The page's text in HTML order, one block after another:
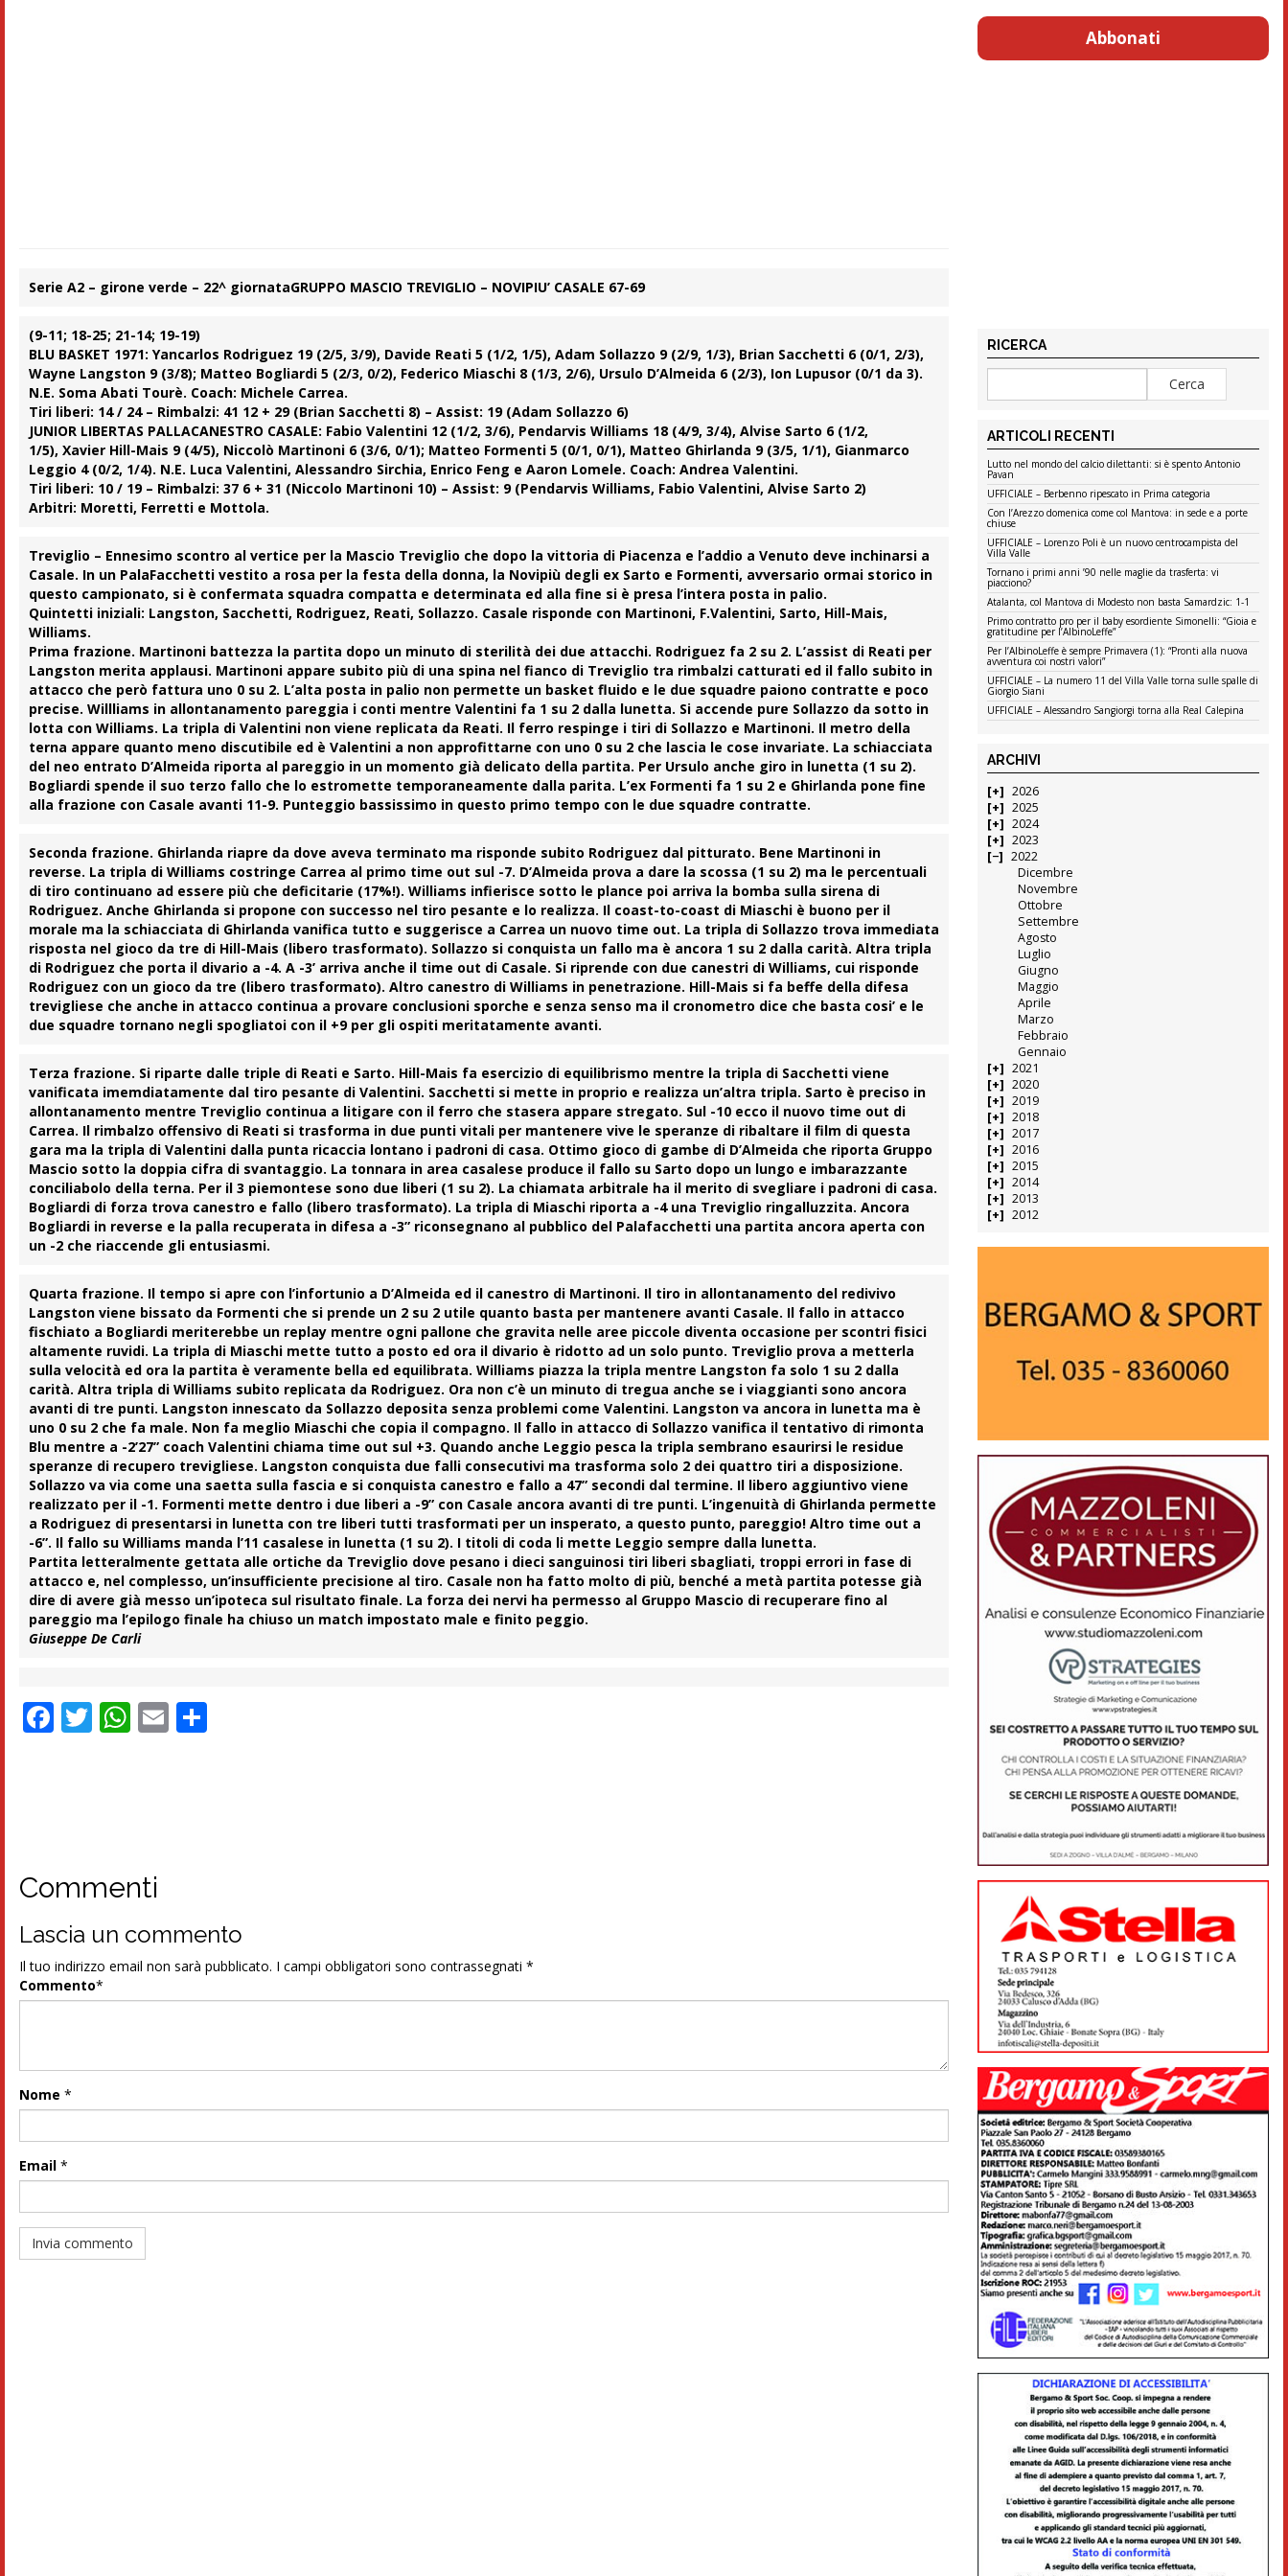
Serie A2 – girone verde – 22^ giornataGRUPPO MASCIO TREVIGLIO – NOVIPIU’ CASALE 67-69
(9-11; 18-25; 21-14; 19-19)
BLU BASKET 1971: Yancarlos Rodriguez 19 (2/5, 3/9), Davide Reati 5 (1/2, 1/5), Adam Sollazzo 9 (2/9, 1/3), Brian Sacchetti 6 (0/1, 2/3),
Wayne Langston 9 (3/8); Matteo Bogliardi 5 (2/3, 0/2), Federico Miaschi 8 (1/3, 2/6), Ursulo D’Almeida 6 (2/3), Ion Lupusor (0/1 da 3).
N.E. Soma Abati Tourè. Coach: Michele Carrea.
Tiri liberi: 14 / 24 – Rimbalzi: 41 12 + 29 (Brian Sacchetti 8) – Assist: 19 (Adam Sollazzo 6)
JUNIOR LIBERTAS PALLACANESTRO CASALE: Fabio Valentini 12 (1/2, 3/6), Pendarvis Williams 18 (4/9, 3/4), Alvise Sarto 6 (1/2,
1/5), Xavier Hill-Mais 9 (4/5), Niccolò Martinoni 6 (3/6, 0/1); Matteo Formenti 5 (0/1, 0/1), Matteo Ghirlanda 9 (3/5, 1/1), Gianmarco
Leggio 4 (0/2, 1/4). N.E. Luca Valentini, Alessandro Sirchia, Enrico Feng e Aaron Lomele. Coach: Andrea Valentini.
Tiri liberi: 10 / 19 – Rimbalzi: 37 6 + 31 (Niccolo Martinoni 10) – Assist: 9 (Pendarvis Williams, Fabio Valentini, Alvise Sarto 2)
Arbitri: Moretti, Ferretti e Mottola.
Treviglio – Ennesimo scontro al vertice per la Mascio Treviglio che dopo la vittoria di Piacenza e l’addio a Venuto deve inchinarsi a
Casale. In un PalaFacchetti vestito a rosa per la festa della donna, la Novipiù degli ex Sarto e Formenti, avversario ormai storico in
questo campionato, si è confermata squadra compatta e determinata ed alla fine si è presa l’intera posta in palio.
Quintetti iniziali: Langston, Sacchetti, Rodriguez, Reati, Sollazzo. Casale risponde con Martinoni, F.Valentini, Sarto, Hill-Mais,
Williams.
Prima frazione. Martinoni battezza la partita dopo un minuto di sterilità dei due attacchi. Rodriguez fa 2 su 2. L’assist di Reati per
Langston merita applausi. Martinoni appare subito più di una spina nel fianco di Treviglio tra rimbalzi catturati ed il fallo subito in
attacco che però fattura uno 0 su 2. L’alta posta in palio non permette un basket fluido e le due squadre paiono contratte e poco
precise.Willliams in allontanamento pareggia i conti mentre Valentini fa 1 su 2 dalla lunetta. Si accende pure Sollazzo da sotto in
lotta con Williams. La tripla di Valentini non viene replicata da Reati. Il ferro respinge i tiri di Sollazzo e Martinoni. Il metro della
terna appare quanto meno discutibile ed è Valentini a non approfittarne con uno 0 su 2 che lascia le cose invariate. La schiacciata
del neo entrato D’Almeida riporta al pareggio in un momento già delicato della partita. Per Ursulo anche giro in lunetta (1 su 2).
Bogliardi spende il suo terzo fallo che lo estromette temporaneamente dalla parita. L’ex Formenti fa 1 su 2 e Ghirlanda pone fine
alla frazione con Casale avanti 11-9. Punteggio bassissimo in questo primo tempo con le due squadre contratte.
Seconda frazione. Ghirlanda riapre da dove aveva terminato ma risponde subito Rodriguez dal pitturato. Bene Martinoni in
reverse. La tripla di Williams costringe Carrea al primo time out sul -7. D’Almeida prova a dare la scossa (1 su 2) ma le percentuali
di tiro continuano ad essere più che deficitarie (17%!). Williams infierisce sotto le plance poi arriva la bomba sulla sirena di
Rodriguez. Anche Ghirlanda si propone con successo nel tiro pesante e lo realizza. Il coast-to-coast di Miaschi è buono per il
morale ma la schiacciata di Ghirlanda vanifica tutto e suggerisce a Carrea un nuovo time out. La tripla di Sollazzo trova immediata
risposta nel gioco da tre di Hill-Mais (libero trasformato). Sollazzo si conquista un fallo ma è ancora 1 su 2 dalla carità. Altra tripla
di Rodriguez che porta il divario a -4. A -3’ arriva anche il time out di Casale. Si riprende con due canestri di Williams, cui risponde
Rodriguez con un gioco da tre (libero trasformato). Altro canestro di Williams in penetrazione. Hill-Mais si fa beffe della difesa
trevigliese che anche in attacco continua a provare conclusioni sporche e senza senso ma il cronometro dice che basta cosi’ e le
due squadre tornano negli spogliatoi con il +9 per gli ospiti meritatamente avanti.
Terza frazione. Si riparte dalle triple di Reati e Sarto. Hill-Mais fa esercizio di equilibrismo mentre la tripla di Sacchetti viene
vanificata imemdiatamente dal tiro pesante di Valentini. Sacchetti si mette in proprio e realizza un’altra tripla. Sarto è preciso in
allontanamento mentre Treviglio continua a litigare con il ferro che stasera appare stregato. Sul -10 ecco il nuovo time out di
Carrea. Il rimbalzo offensivo di Reati si trasforma in due punti vitali per mantenere vive le speranze di ribaltare il film di questa
gara ma la tripla di Valentini dalla punta ricaccia lontano i padroni di casa. Ottimo gioco di gambe di D’Almeida che riporta Gruppo
Mascio sotto la doppia cifra di svantaggio. La tonnara in area casalese produce il fallo su Sarto dopo un lungo e imbarazzante
conciliabolo della terna. Per il 3 piemontese sono due liberi (1 su 2). La chiamata arbitrale ha il merito di svegliare i padroni di casa.
Bogliardi di forza trova canestro e fallo (libero trasformato). La tripla di Miaschi riporta a -4 una Treviglio ringalluzzita. Ancora
Bogliardi in reverse e la palla recuperata in difesa a -3” riconsegnano al pubblico del Palafacchetti una partita ancora aperta con
un -2 che riaccende gli entusiasmi.
Quarta frazione. Il tempo si apre con l’infortunio a D’Almeida ed il canestro di Martinoni. Il tiro in allontanamento del redivivo
Langston viene bissato da Formenti che si prende un 2 su 2 utile quanto basta per mantenere avanti Casale. Il fallo in attacco
fischiato a Bogliardi meriterebbe un replay mentre ogni pallone che gravita nelle aree piccole diventa occasione per scontri fisici
altamente ruvidi. La tripla di Miaschi mette tutto a posto ed ora il divario è ridotto ad un solo punto. Treviglio prova a metterla
sulla velocità ed ora la partita è veramente bella ed equilibrata. Williams piazza la tripla mentre Langston fa solo 1 su 2 dalla
carità. Altra tripla di Williams subito replicata da Rodriguez. Ora non c’è un minuto di tregua anche se i viaggianti sono ancora
avanti di tre punti. Langston innescato da Sollazzo deposita senza problemi come Valentini. Langston va ancora in lunetta ma è
uno 0 su 2 che fa male. Non fa meglio Miaschi che copia il compagno. Il fallo in attacco di Sollazzo vanifica il tentativo di rimonta
Blu mentre a -2’27” coach Valentini chiama time out sul +3. Quando anche Leggio pesca la tripla sembrano esaurirsi le residue
speranze di recupero trevigliese. Langston conquista due falli consecutivi ma trasforma solo 2 dei quattro tiri a disposizione.
Sollazzo va via come una saetta sulla fascia e si conquista canestro e fallo a 47” secondi dal termine. Il libero aggiuntivo viene
realizzato per il -1. Formenti mette dentro i due liberi a -9” con Casale ancora avanti di tre punti. L’ingenuità di Ghirlanda permette
a Rodriguez di presentarsi in lunetta con tre liberi tutti trasformati per un insperato, a questo punto, pareggio! Altro time out a
-6”. Il fallo su Williams manda l’11 casalese in lunetta (1 su 2). I titoli di coda li mette Leggio sempre dalla lunetta.
Partita letteralmente gettata alle ortiche da Treviglio dove pesano i dieci sanguinosi tiri liberi sbagliati, troppi errori in fase di
attacco e, nel complesso, un’insufficiente precisione al tiro. Casale non ha fatto molto di più, benché a metà partita potesse già
dire di avere già messo un’ipoteca sul risultato finale. La forza dei nervi ha permesso al Gruppo Mascio di recuperare fino al
pareggio ma l’epilogo finale ha chiuso un match impostato male e finito peggio.
Giuseppe De Carli
Facebook
Twitter
WhatsApp
Email
Commenti
Lascia un commento
Il tuo indirizzo email non sarà pubblicato. I campi obbligatori sono contrassegnati*
Commento*
Nome *
Email *
Abbonati
RICERCA
ARTICOLI RECENTI
Lutto nel mondo del calcio dilettanti: si è spento Antonio
Pavan
UFFICIALE – Berbenno ripescato in Prima categoria
Con l’Arezzo domenica come col Mantova: in sede e a porte
chiuse
UFFICIALE – Lorenzo Poli è un nuovo centrocampista del
Villa Valle
Tornano i primi anni ’90 nelle maglie da trasferta: vi
piacciono?
Atalanta, col Mantova di Modesto non basta Samardzic: 1-1
Primo contratto pro per il baby esordiente Simonelli: “Gioia e
gratitudine per l’AlbinoLeffe”
Per l’AlbinoLeffe è sempre Primavera (1): “Pronti alla nuova
avventura coi nostri valori”
UFFICIALE – La numero 11 del Villa Valle torna sulle spalle di
Giorgio Siani
UFFICIALE – Alessandro Sangiorgi torna alla Real Calepina
ARCHIVI
2026
2025
2024
2023
2022
Dicembre
Novembre
Ottobre
Settembre
Agosto
Luglio
Giugno
Maggio
Aprile
Marzo
Febbraio
Gennaio
2021
2020
2019
2018
2017
2016
2015
2014
2013
2012